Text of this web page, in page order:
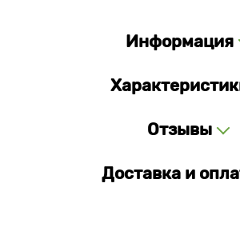
Информация
Отзывы
Доставка и